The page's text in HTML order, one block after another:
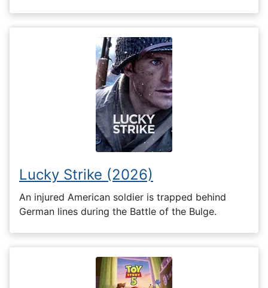
Lucky Strike (2026)
An injured American soldier is trapped behind
German lines during the Battle of the Bulge.